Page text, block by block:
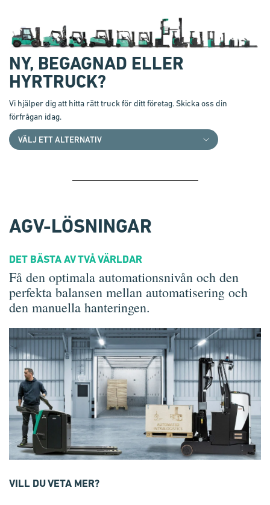
NY, BEGAGNAD ELLER
HYRTRUCK?
Vi hjälper dig att hitta rätt truck för ditt företag. Skicka oss din
förfrågan idag.
AGV-LÖSNINGAR
DET BÄSTA AV TVÅ VÄRLDAR
Få den optimala automationsnivån och den
perfekta balansen mellan automatisering och
den manuella hanteringen.
VILL DU VETA MER?